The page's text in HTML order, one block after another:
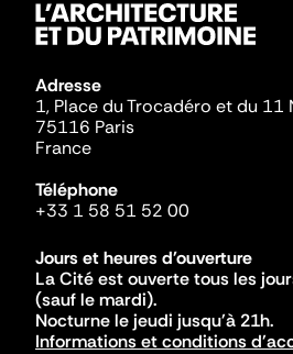
Adresse
1, Place du Trocadéro et du 11
75116 Paris
France
Téléphone
+33 1 58 51 52 00
Jours et heures d'ouverture
La Cité est ouverte tous les
(sauf le mardi).
Nocturne le jeudi jusqu'à 21h.
Informations et conditions